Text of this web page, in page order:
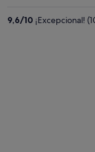
9,6/10 ¡Excepcional!